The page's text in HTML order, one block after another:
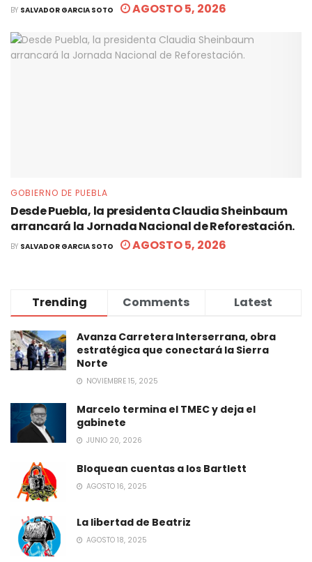
BY SALVADOR GARCIA SOTO AGOSTO 5, 2026
GOBIERNO DE PUEBLA
Desde Puebla, la presidenta Claudia Sheinbaum
arrancará la Jornada Nacional de Reforestación.
BY SALVADOR GARCIA SOTO AGOSTO 5, 2026
Trending Comments Latest
Avanza Carretera Interserrana, obra
estratégica que conectará la Sierra
Norte
NOVIEMBRE 15, 2025
Marcelo termina el TMEC y deja el
gabinete
JUNIO 20, 2026
Bloquean cuentas a los Bartlett
AGOSTO 16, 2025
La libertad de Beatriz
AGOSTO 18, 2025